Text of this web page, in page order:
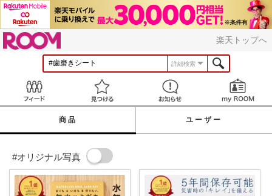
楽天トップへ
詳細検索
見つける お知らせ
商品 ユーザー
#オリジナル写真